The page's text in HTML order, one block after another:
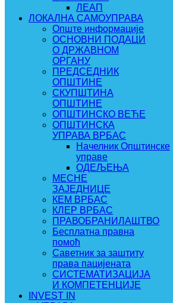
ЛЕАП
ЛОКАЛНА САМОУПРАВА
Опште информације
ОСНОВНИ ПОДАЦИ
О ДРЖАВНОМ
ОРГАНУ
ПРЕДСЕДНИК
ОПШТИНЕ
СКУПШТИНА
ОПШТИНЕ
ОПШТИНСКО ВЕЋЕ
ОПШТИНСКА
УПРАВА ВРБАС
Начелник Општинске
управе
ОДЕЉЕЊА
МЕСНЕ
ЗАЈЕДНИЦЕ
КЕМ ВРБАС
КЛЕР ВРБАС
ПРАВОБРАНИЛАШТВО
Бесплатна правна
помоћ
Саветник за заштиту
права пацијената
СИСТЕМАТИЗАЦИЈА
И КОМПЕТЕНЦИЈЕ
INVEST IN